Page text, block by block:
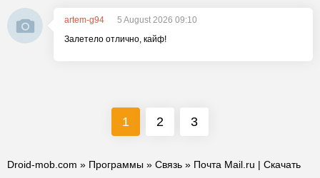
artem-g94
5 August 2026 09:10
Залетело отлично, кайф!
1 2 3
Droid-mob.com » Программы » Связь » Почта Mail.ru | Скачать